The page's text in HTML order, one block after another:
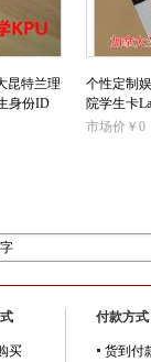
昆特兰理
身份ID
个性定制
院学生卡
市场价￥0
买
付款方式
货到付